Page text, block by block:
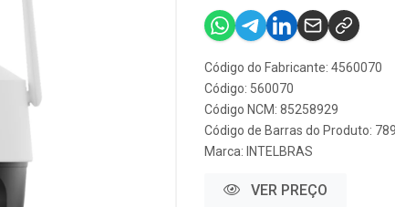
Código do Fabricante: 4560070
Código: 560070
Código NCM: 85258929
Código de Barras do Produto:
Marca: INTELBRAS
VER PREÇO